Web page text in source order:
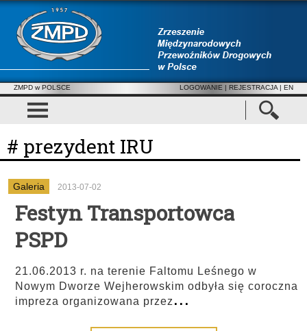
ZMPD w POLSCE LOGOWANIE | REJESTRACJA | EN
# prezydent IRU
Galeria 2013-07-02
Festyn Transportowca
PSPD
21.06.2013 r. na terenie Faltomu Leśnego w
Nowym Dworze Wejherowskim odbyła się coroczna
impreza organizowana przez ...